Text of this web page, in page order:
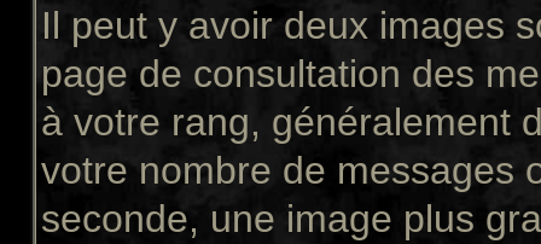
Il peut y avoir deux images
page de consultation des
à votre rang, généralement
votre nombre de messages
seconde, une image plus